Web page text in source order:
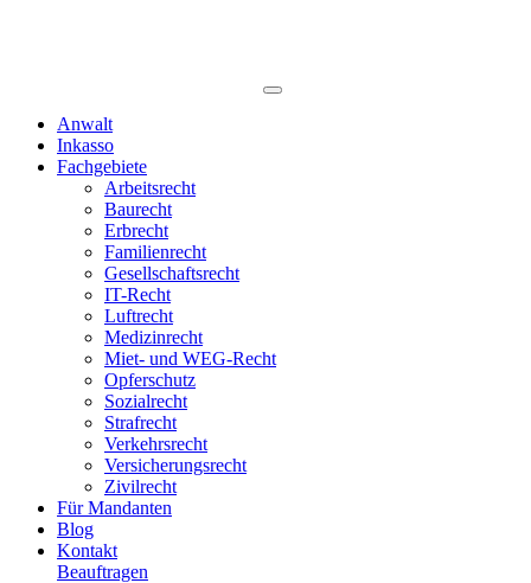
Anwalt
Inkasso
Fachgebiete
Arbeitsrecht
Baurecht
Erbrecht
Familienrecht
Gesellschaftsrecht
IT-Recht
Luftrecht
Medizinrecht
Miet- und WEG-Recht
Opferschutz
Sozialrecht
Strafrecht
Verkehrsrecht
Versicherungsrecht
Zivilrecht
Für Mandanten
Blog
Kontakt
Beauftragen